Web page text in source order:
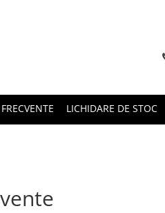
LICHIDARE DE STOC